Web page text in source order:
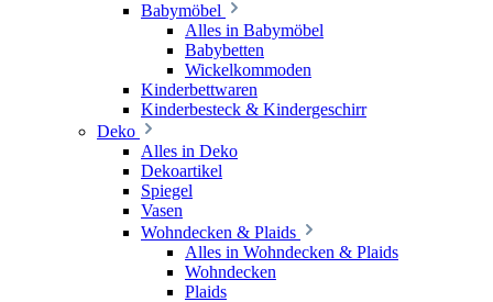
Babymöbel
Alles in Babymöbel
Babybetten
Wickelkommoden
Kinderbettwaren
Kinderbesteck & Kindergeschirr
Deko
Alles in Deko
Dekoartikel
Spiegel
Vasen
Wohndecken & Plaids
Alles in Wohndecken & Plaids
Wohndecken
Plaids